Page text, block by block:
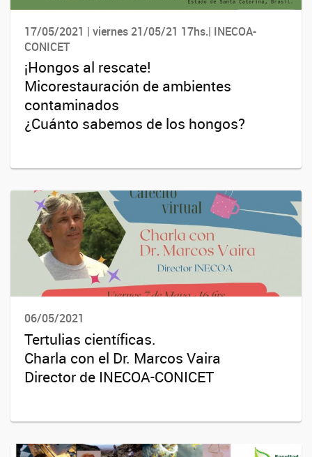
17/05/2021 | viernes 21/05/21 17hs.| INECOA-
CONICET
¡Hongos al rescate!
Micorestauración de ambientes
contaminados
¿Cuánto sabemos de los hongos?
06/05/2021
Tertulias científicas.
Charla con el Dr. Marcos Vaira
Director de INECOA-CONICET